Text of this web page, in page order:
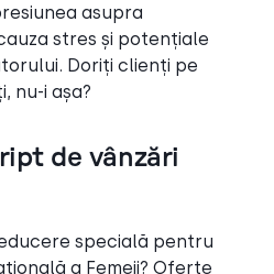
asupra
stres și potențiale
Doriți clienți pe
nu-i așa?
de vânzări
specială pentru
a Femeii? Oferte